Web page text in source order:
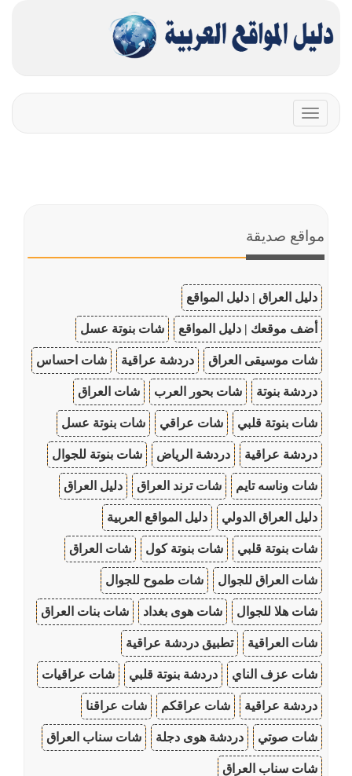
Toggle
navigation
مواقع صديقة
دليل العراق | دليل المواقع
أضف موقعك | دليل المواقع شات بنوتة عسل
شات موسيقى العراق دردشة عراقية شات احساس
دردشة بنوتة شات بحور العرب شات العراق
شات بنوتة قلبي شات عراقي شات بنوتة عسل
دردشة عراقية دردشة الرياض شات بنوتة للجوال
شات وناسه تايم شات ترند العراق دليل العراق
دليل العراق الدولي دليل المواقع العربية
شات بنوتة قلبي شات بنوتة كول شات العراق
شات العراق للجوال شات طموح للجوال
شات هلا للجوال شات هوى بغداد شات بنات العراق
شات العراقية تطبيق دردشة عراقية
شات عزف الناي دردشة بنوتة قلبي شات عراقيات
دردشة عراقية شات عراقكم شات عراقنا
شات صوتي دردشة هوى دجلة شات سناب العراق
شات سناب العراق